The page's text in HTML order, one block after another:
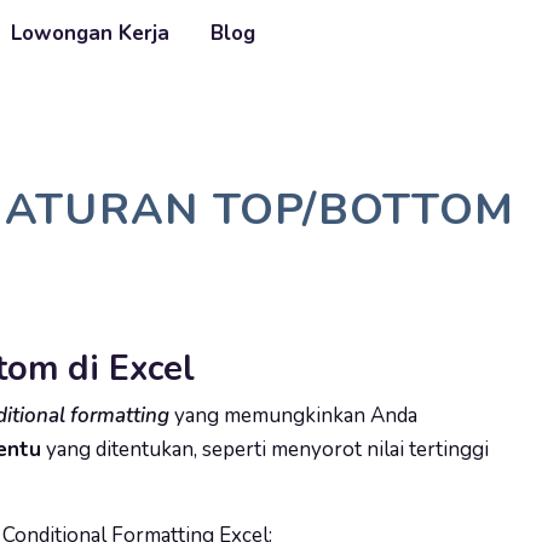
Lowongan Kerja Blog
TOP/BOTTOM
di Excel
formattingyang memungkinkan Anda
yang ditentukan, seperti menyorot nilai tertinggi
Formatting Excel: